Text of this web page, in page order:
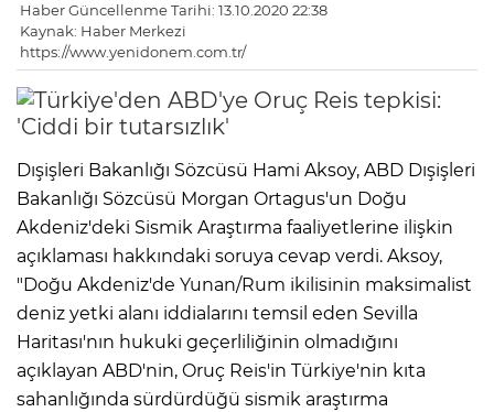
Haber Güncellenme Tarihi: 13.10.2020 22:38
Kaynak: Haber Merkezi
https://www.yenidonem.com.tr/
Dışişleri Bakanlığı Sözcüsü Hami Aksoy, ABD Dışişleri
Bakanlığı Sözcüsü Morgan Ortagus'un Doğu
Akdeniz'deki Sismik Araştırma faaliyetlerine ilişkin
açıklaması hakkındaki soruya cevap verdi. Aksoy,
"Doğu Akdeniz'de Yunan/Rum ikilisinin maksimalist
deniz yetki alanı iddialarını temsil eden Sevilla
Haritası'nın hukuki geçerliliğinin olmadığını
açıklayan ABD'nin, Oruç Reis'in Türkiye'nin kıta
sahanlığında sürdürdüğü sismik araştırma